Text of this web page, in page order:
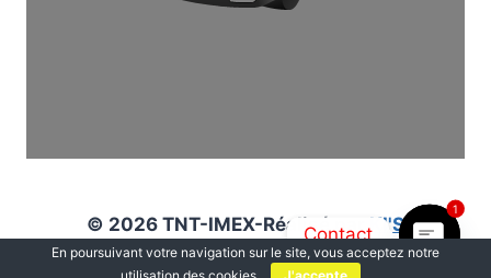
© 2026 TNT-IMEX-Réalisé parKI'S
En poursuivant votre navigation sur le site, vous acceptez notre
Contact
1